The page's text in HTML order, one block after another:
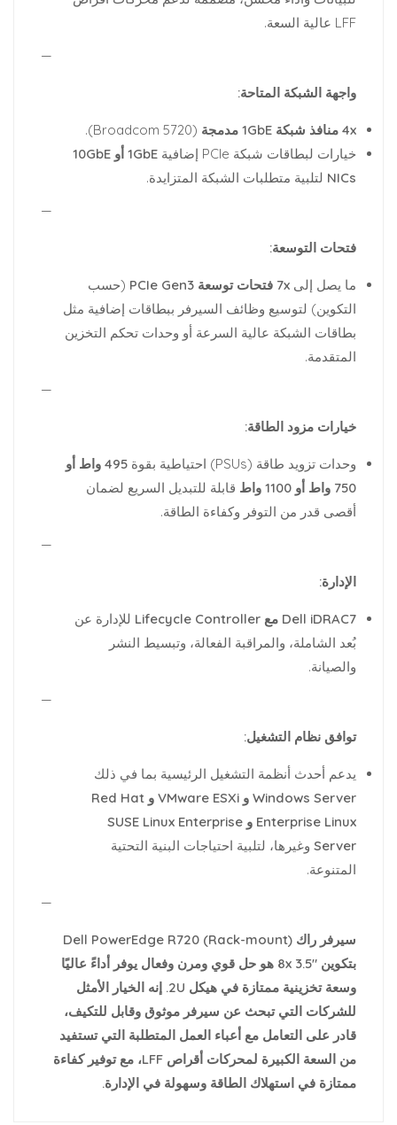
LFF عالية السعة.
—
واجهة الشبكة المتاحة:
4x منافذ شبكة 1GbE مدمجة
(Broadcom 5720).
خيارات لبطاقات شبكة PCIe إضافية
1GbE أو 10GbE
NICs لتلبية متطلبات الشبكة المتزايدة.
—
فتحات التوسعة:
ما يصل إلى 7x فتحات توسعة PCIe Gen3
(حسب
التكوين) لتوسيع وظائف السيرفر ببطاقات إضافية مثل
بطاقات الشبكة عالية السرعة أو وحدات تحكم التخزين
المتقدمة.
—
خيارات مزود الطاقة:
وحدات تزويد طاقة (PSUs) احتياطية بقوة
495 واط أو
750 واط أو 1100 واط
قابلة للتبديل السريع لضمان
أقصى قدر من التوفر وكفاءة الطاقة.
—
الإدارة:
Dell iDRAC7 مع Lifecycle Controller
للإدارة عن
بُعد الشاملة، والمراقبة الفعالة، وتبسيط النشر
والصيانة.
—
توافق نظام التشغيل:
يدعم أحدث أنظمة التشغيل الرئيسية بما في ذلك
Windows Server و VMware ESXi و Red Hat
Enterprise Linux و SUSE Linux Enterprise
Server وغيرها، لتلبية احتياجات البنية التحتية
المتنوعة.
—
سيرفر راك (Rack-mount) Dell PowerEdge R720
بتكوين 8x 3.5″ هو حل قوي ومرن وفعال يوفر أداءً عاليًا
وسعة تخزينية ممتازة في هيكل 2U. إنه الخيار الأمثل
للشركات التي تبحث عن سيرفر موثوق وقابل للتكيف،
قادر على التعامل مع أعباء العمل المتطلبة التي تستفيد
من السعة الكبيرة لمحركات أقراص LFF، مع توفير كفاءة
ممتازة في استهلاك الطاقة وسهولة في الإدارة.